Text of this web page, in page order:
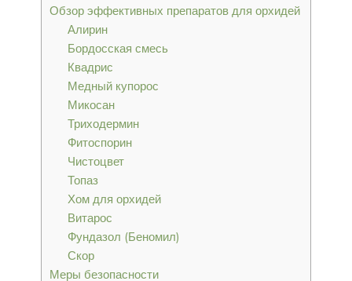
Обзор эффективных препаратов для орхидей
Алирин
Бордосская смесь
Квадрис
Медный купорос
Микосан
Триходермин
Фитоспорин
Чистоцвет
Топаз
Хом для орхидей
Витарос
Фундазол (Беномил)
Скор
Меры безопасности